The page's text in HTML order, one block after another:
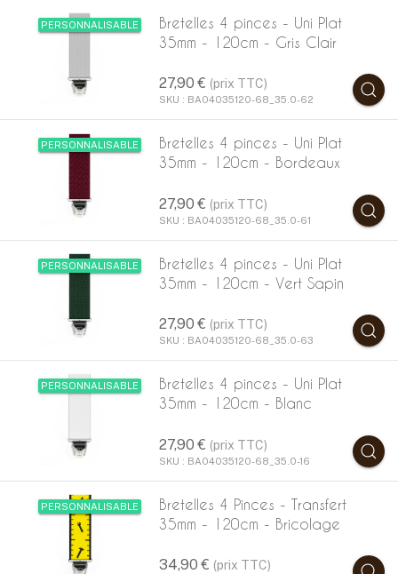
PERSONNALISABLE
Bretelles 4 pinces - Uni Plat
35mm - 120cm - Gris Clair
27,90 € (prix TTC)
SKU : BA04035120-68_35.0-62
PERSONNALISABLE
Bretelles 4 pinces - Uni Plat
35mm - 120cm - Bordeaux
27,90 € (prix TTC)
SKU : BA04035120-68_35.0-61
PERSONNALISABLE
Bretelles 4 pinces - Uni Plat
35mm - 120cm - Vert Sapin
27,90 € (prix TTC)
SKU : BA04035120-68_35.0-63
PERSONNALISABLE
Bretelles 4 pinces - Uni Plat
35mm - 120cm - Blanc
27,90 € (prix TTC)
SKU : BA04035120-68_35.0-16
PERSONNALISABLE
Bretelles 4 Pinces - Transfert
35mm - 120cm - Bricolage
34,90 € (prix TTC)